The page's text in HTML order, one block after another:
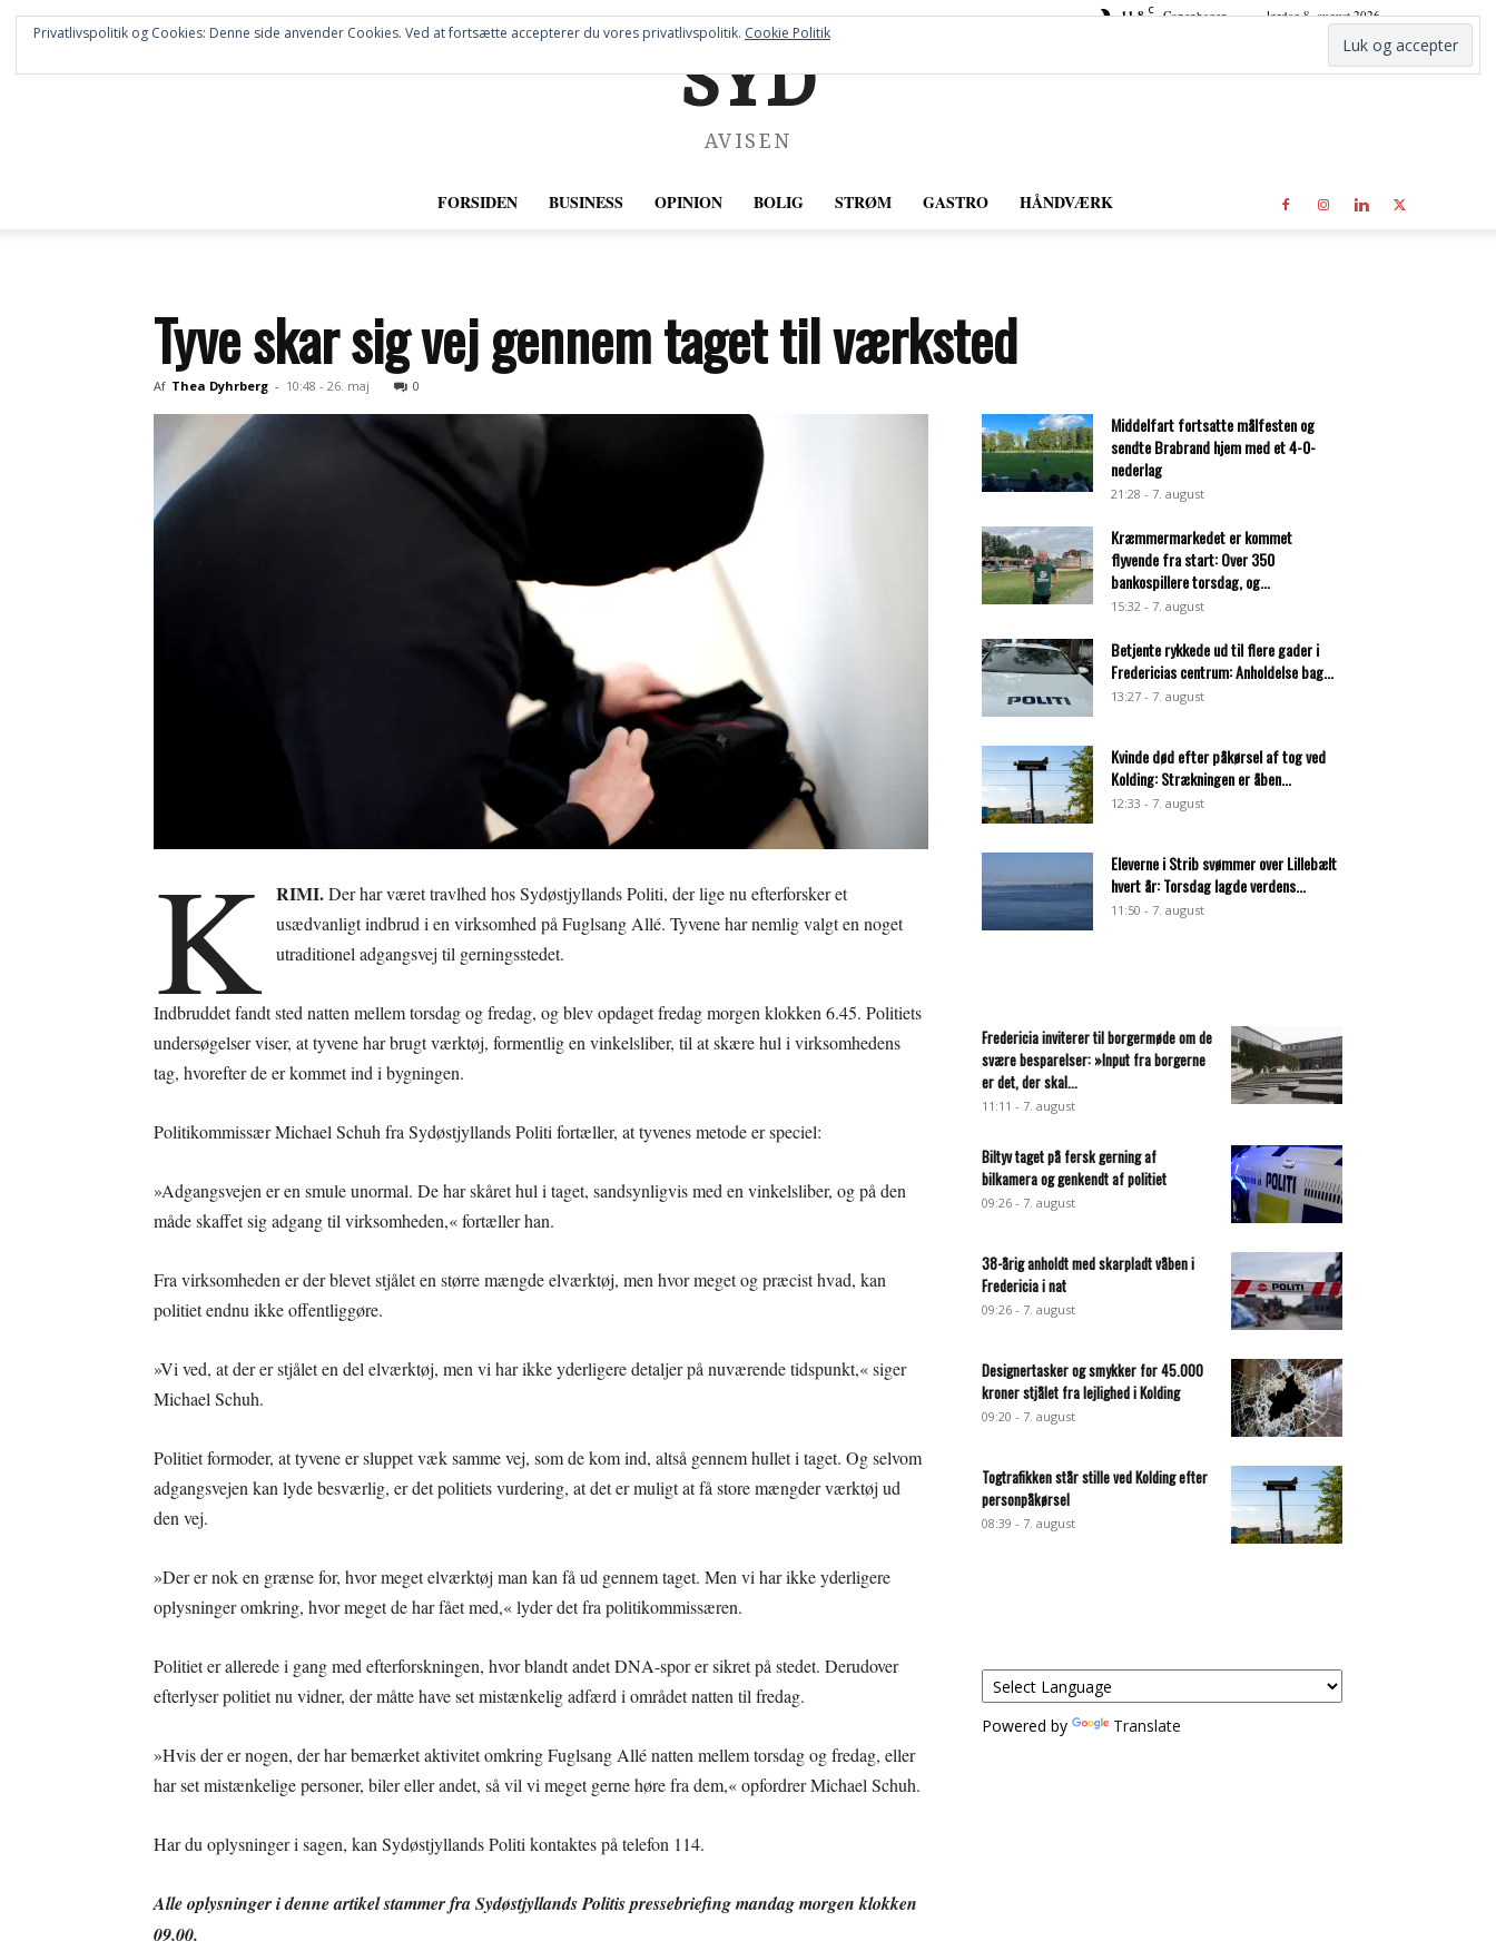
11.8 C Copenhagen lørdag 8. august 2026
SYD
AVISEN
FORSIDEN BUSINESS OPINION BOLIG STRØM GASTRO HÅNDVÆRK
Tyve skar sig vej gennem taget til værksted
Af Thea Dyhrberg - 10:48 - 26. maj 0
K RIMI.Der har været travlhed hos Sydøstjyllands Politi, der lige nu efterforsker et
usædvanligt indbrud i en virksomhed på Fuglsang Allé. Tyvene har nemlig valgt en noget
utraditionel adgangsvej til gerningsstedet.
Indbruddet fandt sted natten mellem torsdag og fredag, og blev opdaget fredag morgen klokken 6.45. Politiets
undersøgelser viser, at tyvene har brugt værktøj, formentlig en vinkelsliber, til at skære hul i virksomhedens
tag, hvorefter de er kommet ind i bygningen.
Politikommissær Michael Schuh fra Sydøstjyllands Politi fortæller, at tyvenes metode er speciel:
»Adgangsvejen er en smule unormal. De har skåret hul i taget, sandsynligvis med en vinkelsliber, og på den
måde skaffet sig adgang til virksomheden,« fortæller han.
Fra virksomheden er der blevet stjålet en større mængde elværktøj, men hvor meget og præcist hvad, kan
politiet endnu ikke offentliggøre.
»Vi ved, at der er stjålet en del elværktøj, men vi har ikke yderligere detaljer på nuværende tidspunkt,« siger
Michael Schuh.
Politiet formoder, at tyvene er sluppet væk samme vej, som de kom ind, altså gennem hullet i taget. Og selvom
adgangsvejen kan lyde besværlig, er det politiets vurdering, at det er muligt at få store mængder værktøj ud
den vej.
»Der er nok en grænse for, hvor meget elværktøj man kan få ud gennem taget. Men vi har ikke yderligere
oplysninger omkring, hvor meget de har fået med,« lyder det fra politikommissæren.
Politiet er allerede i gang med efterforskningen, hvor blandt andet DNA-spor er sikret på stedet. Derudover
efterlyser politiet nu vidner, der måtte have set mistænkelig adfærd i området natten til fredag.
»Hvis der er nogen, der har bemærket aktivitet omkring Fuglsang Allé natten mellem torsdag og fredag, eller
har set mistænkelige personer, biler eller andet, så vil vi meget gerne høre fra dem,« opfordrer Michael Schuh.
Har du oplysninger i sagen, kan Sydøstjyllands Politi kontaktes på telefon 114.
Alle oplysninger i denne artikel stammer fra Sydøstjyllands Politis pressebriefing mandag morgen klokken
09.00.
Middelfart fortsatte målfesten og
sendte Brabrand hjem med et 4-0-
nederlag
21:28 - 7. august
Kræmmermarkedet er kommet
flyvende fra start: Over 350
bankospillere torsdag, og...
15:32 - 7. august
Betjente rykkede ud til flere gader i
Fredericias centrum: Anholdelse bag...
13:27 - 7. august
Kvinde død efter påkørsel af tog ved
Kolding: Strækningen er åben...
12:33 - 7. august
Eleverne i Strib svømmer over Lillebælt
hvert år: Torsdag lagde verdens...
11:50 - 7. august
Fredericia inviterer til borgermøde om de
svære besparelser: »Input fra borgerne
er det, der skal...
11:11 - 7. august
Biltyv taget på fersk gerning af
bilkamera og genkendt af politiet
09:26 - 7. august
38-årig anholdt med skarpladt våben i
Fredericia i nat
09:26 - 7. august
Designertasker og smykker for 45.000
kroner stjålet fra lejlighed i Kolding
09:20 - 7. august
Togtrafikken står stille ved Kolding efter
personpåkørsel
08:39 - 7. august
Powered by Translate
Privatlivspolitik og Cookies: Denne side anvender Cookies. Ved at fortsætte accepterer du vores privatlivspolitik. Cookie Politik